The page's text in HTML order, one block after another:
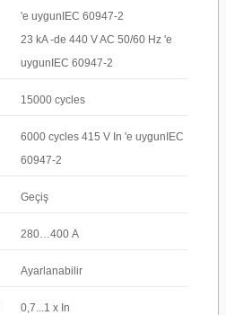
'e uygunIEC 60947-2
23 kA -de 440 V AC 50/60 Hz 'e
uygunIEC 60947-2
15000 cycles
6000 cycles 415 V In 'e uygunIEC
60947-2
Geçiş
280…400 A
Ayarlanabilir
0,7...1 x In